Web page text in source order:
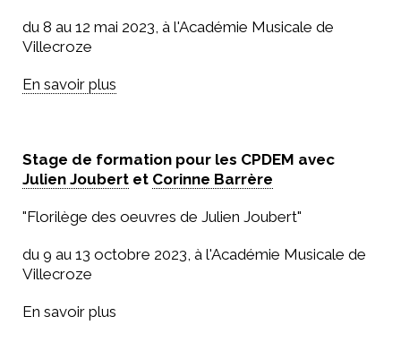
du 8 au 12 mai 2023, à l'Académie Musicale de
Villecroze
En savoir plus
Stage de formation pour les CPDEM avec
Julien Joubert et Corinne Barrère
"Florilège des oeuvres de Julien Joubert"
du 9 au 13 octobre 2023, à l'Académie Musicale de
Villecroze
En savoir plus